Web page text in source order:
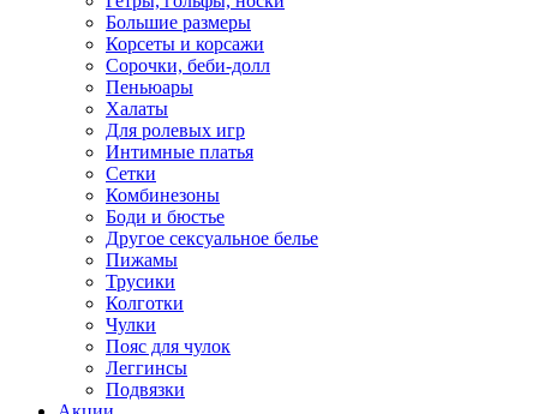
Большие размеры
Корсеты и корсажи
Сорочки, беби-долл
Пеньюары
Халаты
Для ролевых игр
Интимные платья
Сетки
Комбинезоны
Боди и бюстье
Другое сексуальное белье
Пижамы
Трусики
Колготки
Чулки
Пояс для чулок
Леггинсы
Подвязки